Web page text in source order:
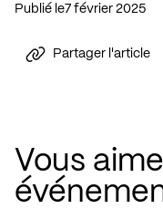
Publié le 7 février 2025
Partager l'article
Vous